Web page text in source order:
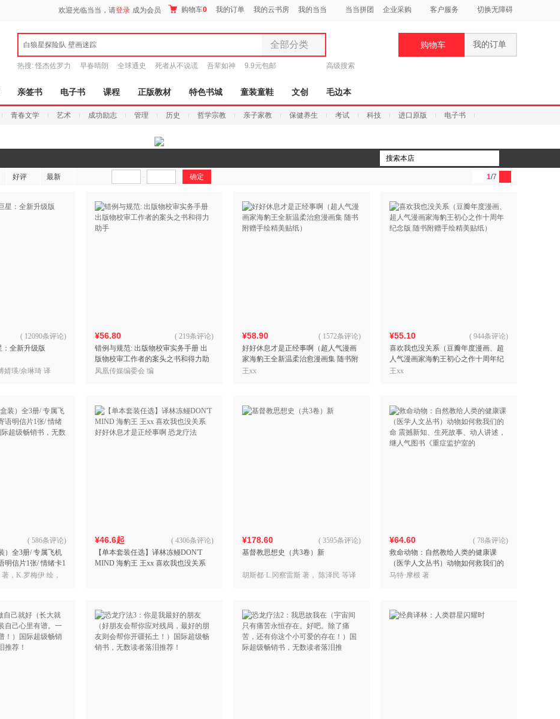
欢迎光临当当，请登录 成为会员 购物车0 我的订单 我的云书房 我的当当 当当拼团 企业采购 客户服务 切换无障碍
白狼星探险队 壁画迷踪 全部分类
全部分类
图书
电子书
音像
时尚美妆
童装童鞋
家居日用
手机通讯
数码影音
家用电器
热搜: 怪杰佐罗力 早春晴朗 全球通史 死者从不说谎 吾辈如神 9.9元包邮 高级搜索
购物车 我的订单
亲签书 电子书 课程 正版教材 特色书城 童装童鞋 文创 毛边本
青春文学 艺术 成功励志 管理 历史 哲学宗教 亲子家教 保健养生 考试 科技 进口原版 电子书
好评 最新 1/7
：全新升级版
( 12090条评论)
婧瑛/佘琳琦 译
¥56.80
错例与规范: 出版物校审实务手册 出
版物校审工作者的案头之书和得力助
手
( 219条评论)
凤凰传媒编委会 编
¥58.90
好好休息才是正经事啊（超人气漫画
家海豹王全新温柔治愈漫画集 随书附
赠手绘精美贴纸）
( 1572条评论)
王xx
¥55.10
喜欢我也没关系（豆瓣年度漫画、超
人气漫画家海豹王初心之作十周年纪
念版 随书附赠手绘精美贴纸）
( 944条评论)
王xx
）全3册/ 专属飞机
明信片1张/ 情绪卡1
级畅销书，无数读
( 586条评论)
，K.罗梅伊 绘，
¥46.6起
【单本套装任选】译林冻鳗DON'T
MIND 海豹王 王xx 喜欢我也没关系
( 4306条评论) ¥178.60
基督教思想史（共3卷）新
( 3595条评论)
胡斯都·L.冈察雷斯 著， 陈泽民 等译
¥64.60
救命动物：自然教给人类的健康课
（医学人文丛书）动物如何救我们的
命 震撼新知、生死故事、动人讲述，
( 78条评论)
马特·摩根 著